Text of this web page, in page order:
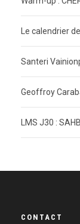
Le calendrier
Santeri
Geoffroy
LMS J30 :
CONTACT